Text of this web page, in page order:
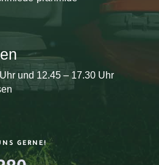
und 12.45 – 17.30 Uhr
GERNE!